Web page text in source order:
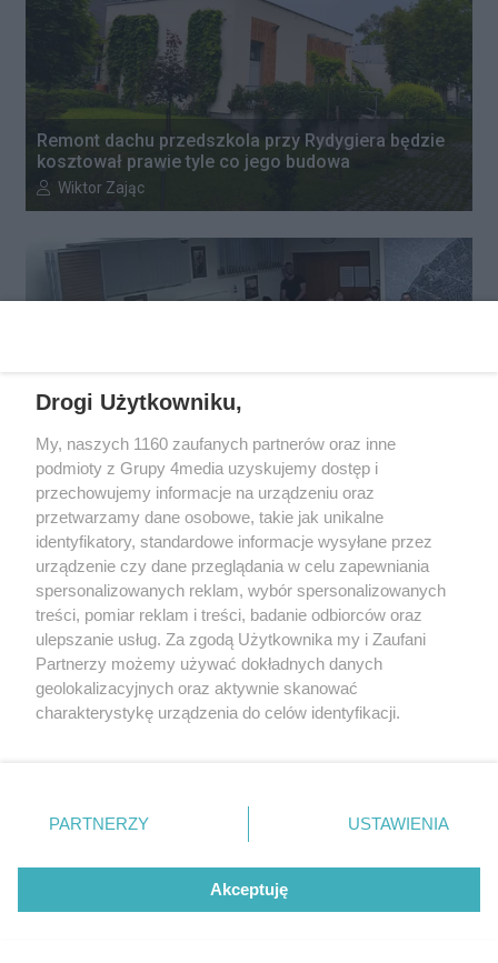
Remont dachu przedszkola przy Rydygiera będzie
kosztował prawie tyle co jego budowa
Autor artykułu:
Wiktor Zając
"Zjeść ciastko i mieć ciastko". Radni przeciw Lexowi
są za propozycjami deweloperów?
Autor artykułu:
Wiktor Zając
REKLAMA
Drogi Użytkowniku,
My, naszych 1160 zaufanych partnerów oraz inne
podmioty z Grupy 4media uzyskujemy dostęp i
przechowujemy informacje na urządzeniu oraz
przetwarzamy dane osobowe, takie jak unikalne
identyfikatory, standardowe informacje wysyłane przez
urządzenie czy dane przeglądania w celu zapewniania
spersonalizowanych reklam, wybór spersonalizowanych
treści, pomiar reklam i treści, badanie odbiorców oraz
ulepszanie usług. Za zgodą Użytkownika my i Zaufani
Partnerzy możemy używać dokładnych danych
geolokalizacyjnych oraz aktywnie skanować
charakterystykę urządzenia do celów identyfikacji.
zmienić/wycofać klikając przycisk ustawień prywatności
znajdujący się w lewym dolnym rogu strony
. Niektóre
użytkownika, ale masz prawo sprzeciwić się takiemu
przetwarzaniu. Preferencje będą miały zastosowania tylko
PARTNERZY USTAWIENIA
Akceptuję